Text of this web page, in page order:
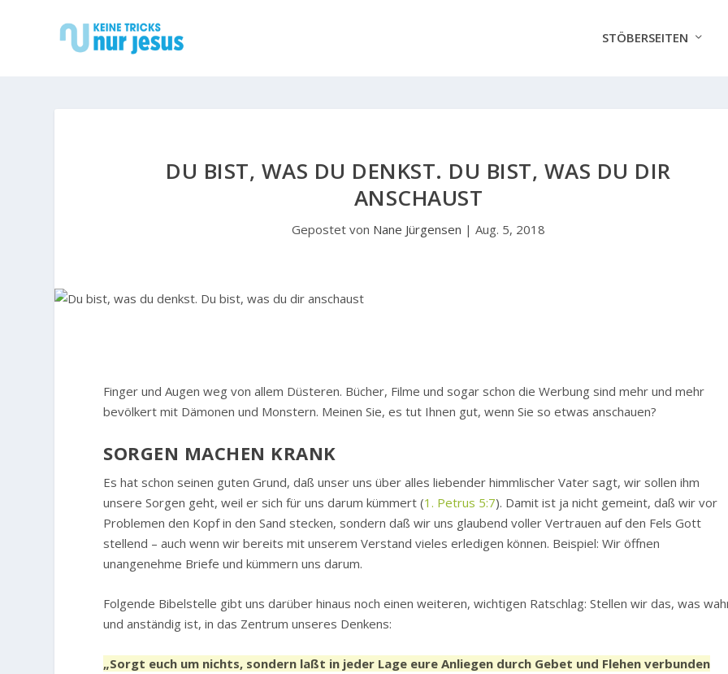
STÖBERSEITEN
DU BIST, WAS DU DENKST. DU BIST, WAS DU DIR
ANSCHAUST
Gepostet von Nane Jürgensen | Aug. 5, 2018
Finger und Augen weg von allem Düsteren. Bücher, Filme und sogar schon die Werbung sind mehr und mehr
bevölkert mit Dämonen und Monstern. Meinen Sie, es tut Ihnen gut, wenn Sie so etwas anschauen?
SORGEN MACHEN KRANK
Es hat schon seinen guten Grund, daß unser uns über alles liebender himmlischer Vater sagt, wir sollen ihm
unsere Sorgen geht, weil er sich für uns darum kümmert (1. Petrus 5:7). Damit ist ja nicht gemeint, daß wir vor
Problemen den Kopf in den Sand stecken, sondern daß wir uns glaubend voller Vertrauen auf den Fels Gott
stellend – auch wenn wir bereits mit unserem Verstand vieles erledigen können. Beispiel: Wir öffnen
unangenehme Briefe und kümmern uns darum.
Folgende Bibelstelle gibt uns darüber hinaus noch einen weiteren, wichtigen Ratschlag: Stellen wir das, was
und anständig ist, in das Zentrum unseres Denkens:
„Sorgt euch um nichts, sondern laßt in jeder Lage eure Anliegen durch Gebet und Flehen verbunden